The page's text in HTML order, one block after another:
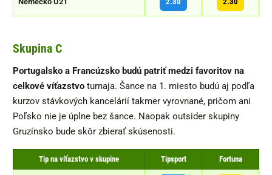
Skupina C
Portugalsko a Francúzsko budú patriť medzi favoritov na
celkové víťazstvo turnaja. Šance na 1. miesto budú aj podľa
kurzov stávkových kancelárií takmer vyrovnané, pričom ani
Poľsko nie je úplne bez šance. Naopak outsider skupiny
Gruzínsko bude skôr zbierať skúsenosti.
Tip na víťazstvo v skupine Tipsport Fortuna